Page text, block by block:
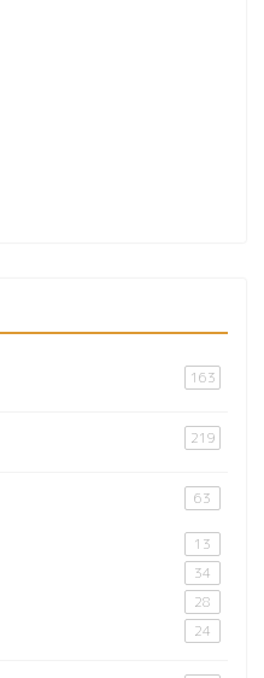
163
219
63
13
34
28
24